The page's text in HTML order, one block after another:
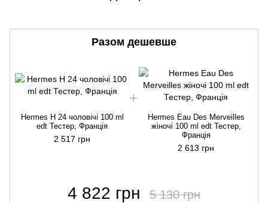
Разом дешевше
Hermes H 24 чоловічі 100 ml
edt Тестер, Франція
2 517 грн
Hermes Eau Des Merveilles
жіночі 100 ml edt Тестер,
Франція
2 613 грн
4 822 грн 5 130 грн